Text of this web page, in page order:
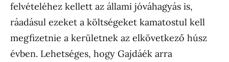
felvételéhez kellett az állami jóváhagyás is,
ráadásul ezeket a költségeket kamatostul kell
megfizetnie a kerületnek az elkövetkező húsz
évben. Lehetséges, hogy Gajdáék arra